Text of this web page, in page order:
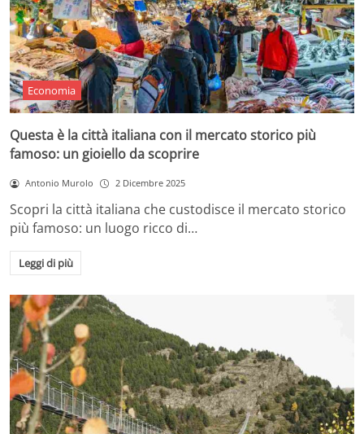
Economia
Questa è la città italiana con il mercato storico più
famoso: un gioiello da scoprire
Antonio Murolo 2 Dicembre 2025
Scopri la città italiana che custodisce il mercato storico
più famoso: un luogo ricco di…
Leggi di più